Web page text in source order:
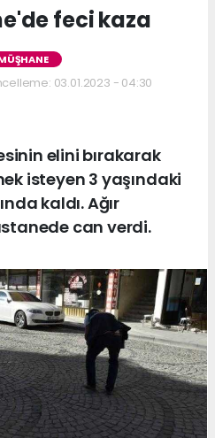
feci kaza
03.01.2023 - 04:30
elini bırakarak
isteyen 3 yaşındaki
kaldı. Ağır
can verdi.